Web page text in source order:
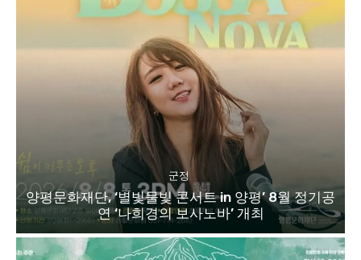
군정
양평문화재단, ‘별빛물빛 콘서트 in 양평’ 8월 정기공
연 ‘나희경의 보사노바’ 개최